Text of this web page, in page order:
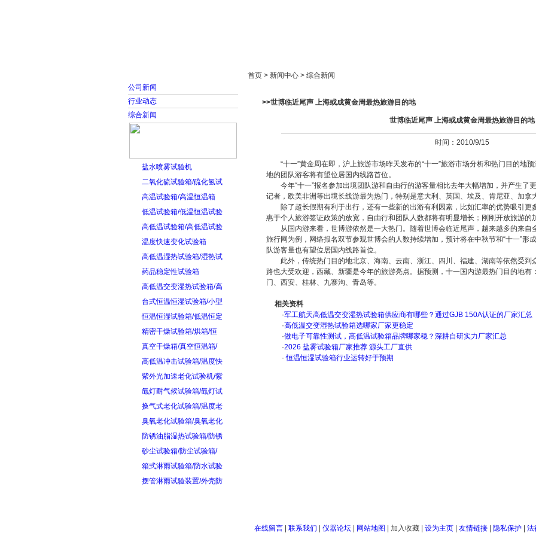
公司新闻
行业动态
综合新闻
盐水喷雾试验机
二氧化硫试验箱/硫化氢试
高温试验箱/高温恒温箱
低温试验箱/低温恒温试验
高低温试验箱/高低温试验
温度快速变化试验箱
高低温湿热试验箱/湿热试
药品稳定性试验箱
高低温交变湿热试验箱/高
台式恒温恒湿试验箱/小型
恒温恒湿试验箱/低温恒定
精密干燥试验箱/烘箱/恒
真空干燥箱/真空恒温箱/
高低温冲击试验箱/温度快
紫外光加速老化试验机/紫
氙灯耐气候试验箱/氙灯试
换气式老化试验箱/温度老
臭氧老化试验箱/臭氧老化
防锈油脂湿热试验箱/防锈
砂尘试验箱/防尘试验箱/
箱式淋雨试验箱/防水试验
摆管淋雨试验装置/外壳防
首页 > 新闻中心 > 综合新闻
>>世博临近尾声 上海或成黄金周最热旅游目的地
世博临近尾声 上海或成黄金周最热旅游目的地
时间：2010/9/15
“十一”黄金周在即，沪上旅游市场昨天发布的“十一”旅游市场分析和热门目的地
地的团队游客将有望位居国内线路首位。
今年“十一”报名参加出境团队游和自由行的游客量相比去年大幅增加，并产生了
记者，欧美非洲等出境长线游最为热门，特别是意大利、英国、埃及、肯尼亚、加拿
除了超长假期有利于出行，还有一些新的出游有利因素，比如汇率的优势吸引更
惠于个人旅游签证政策的放宽，自由行和团队人数都将有明显增长；刚刚开放旅游的
从国内游来看，世博游依然是一大热门。随着世博会临近尾声，越来越多的来自
旅行网为例，网络报名双节参观世博会的人数持续增加，预计将在中秋节和“十一”形
队游客量也有望位居国内线路首位。
此外，传统热门目的地北京、海南、云南、浙江、四川、福建、湖南等依然受到
路也大受欢迎，西藏、新疆是今年的旅游亮点。据预测，十一国内游最热门目的地有
门、西安、桂林、九寨沟、青岛等。
相关资料
·军工航天高低温交变湿热试验箱供应商有哪些？通过GJB 150A认证的厂家汇总
·高低温交变湿热试验箱选哪家厂家更稳定
·做电子可靠性测试，高低温试验箱品牌哪家稳？深耕自研实力厂家汇总
·2026 盐雾试验箱厂家推荐 源头工厂直供
· 恒温恒湿试验箱行业运转好于预期
在线留言| 联系我们 仪器论坛| 网站地图 加入收藏| 设为主页| 友情链接| 隐私保护| 法